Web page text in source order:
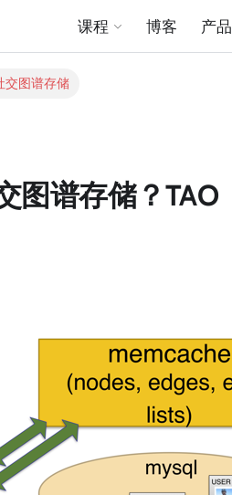
课程 博客 产品
交图谱存储
图谱存储？TAO